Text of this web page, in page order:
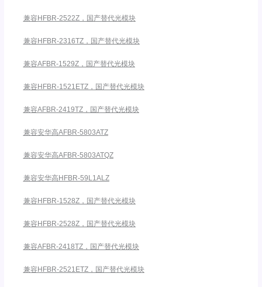
兼容HFBR-2522Z，国产替代光模块
兼容HFBR-2316TZ，国产替代光模块
兼容AFBR-1529Z，国产替代光模块
兼容HFBR-1521ETZ，国产替代光模块
兼容AFBR-2419TZ，国产替代光模块
兼容安华高AFBR-5803ATZ
兼容安华高AFBR-5803ATQZ
兼容安华高HFBR-59L1ALZ
兼容HFBR-1528Z，国产替代光模块
兼容HFBR-2528Z，国产替代光模块
兼容AFBR-2418TZ，国产替代光模块
兼容HFBR-2521ETZ，国产替代光模块